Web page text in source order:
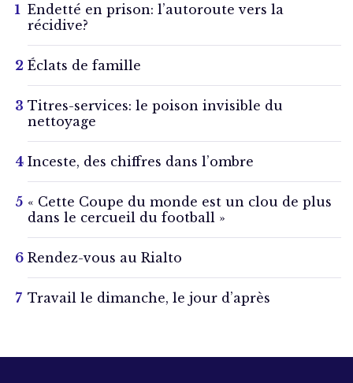
Endetté en prison: l’autoroute vers la
récidive?
Éclats de famille
Titres-services: le poison invisible du
nettoyage
Inceste, des chiffres dans l’ombre
« Cette Coupe du monde est un clou de plus
dans le cercueil du football »
Rendez-vous au Rialto
Travail le dimanche, le jour d’après